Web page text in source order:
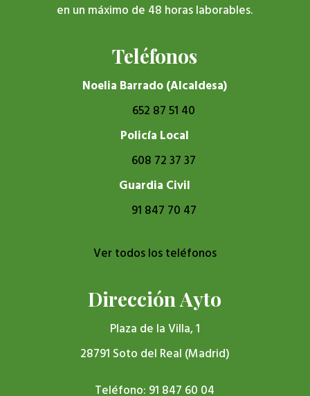
en un máximo de 48 horas laborables.
Teléfonos
Noelia Barrado (Alcaldesa)
652 87 51 40
Policía Local
608 72 37 37
Guardia Civil
91 847 70 47
Ver todos los teléfonos
Dirección Ayto
Plaza de la Villa, 1
28791 Soto del Real (Madrid)
Teléfono: 91 847 60 04